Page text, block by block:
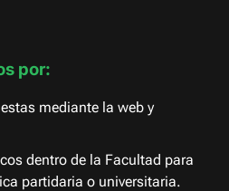
por:
mediante la web y
dentro de la Facultad para
partidaria o universitaria.